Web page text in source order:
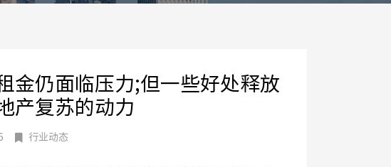
金仍面临压力;但一些好处释放
产复苏的动力
行业动态